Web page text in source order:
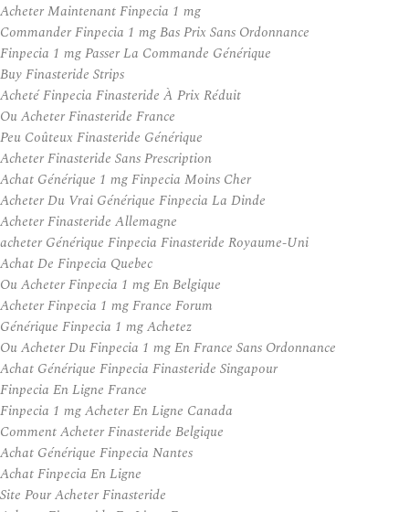
Acheter Maintenant Finpecia 1 mg
Commander Finpecia 1 mg Bas Prix Sans Ordonnance
Finpecia 1 mg Passer La Commande Générique
Buy Finasteride Strips
Acheté Finpecia Finasteride À Prix Réduit
Ou Acheter Finasteride France
Peu Coûteux Finasteride Générique
Acheter Finasteride Sans Prescription
Achat Générique 1 mg Finpecia Moins Cher
Acheter Du Vrai Générique Finpecia La Dinde
Acheter Finasteride Allemagne
acheter Générique Finpecia Finasteride Royaume-Uni
Achat De Finpecia Quebec
Ou Acheter Finpecia 1 mg En Belgique
Acheter Finpecia 1 mg France Forum
Générique Finpecia 1 mg Achetez
Ou Acheter Du Finpecia 1 mg En France Sans Ordonnance
Achat Générique Finpecia Finasteride Singapour
Finpecia En Ligne France
Finpecia 1 mg Acheter En Ligne Canada
Comment Acheter Finasteride Belgique
Achat Générique Finpecia Nantes
Achat Finpecia En Ligne
Site Pour Acheter Finasteride